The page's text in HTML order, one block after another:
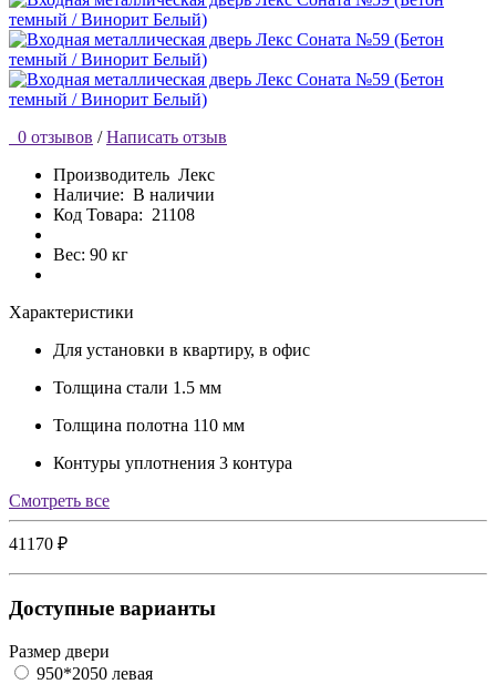
0 отзывов / Написать отзыв
Производитель Лекс
Наличие: В наличии
Код Товара: 21108
Вес: 90 кг
Характеристики
Для установки в квартиру, в офис
Толщина стали 1.5 мм
Толщина полотна 110 мм
Контуры уплотнения 3 контура
Cмотреть все
41170 ₽
Доступные варианты
Размер двери
950*2050 левая